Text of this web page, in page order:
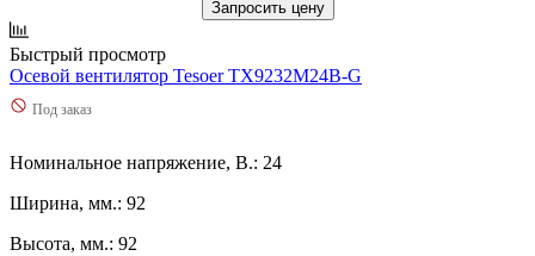
Запросить цену
Быстрый просмотр
Осевой вентилятор Tesoer TX9232M24B-G
Под заказ
Номинальное напряжение, В.: 24
Ширина, мм.: 92
Высота, мм.: 92